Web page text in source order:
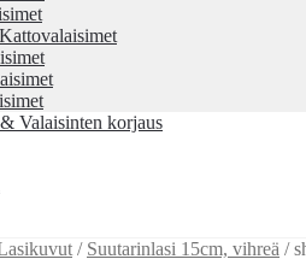
Valaisinten korjaus
/ Suutarinlasi 15cm, vihreä /